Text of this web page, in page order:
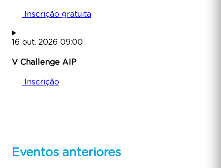
Inscrição gratuita
16 out. 2026 09:00
V Challenge AIP
Inscrição
Eventos anteriores